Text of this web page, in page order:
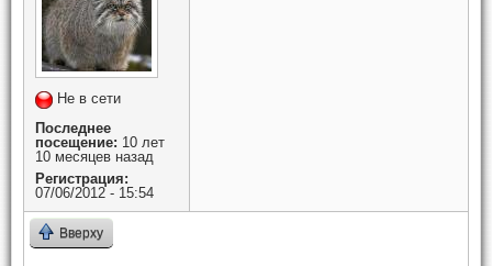
Не в сети
Последнее
посещение: 10 лет
10 месяцев назад
Регистрация:
07/06/2012 - 15:54
Вверху